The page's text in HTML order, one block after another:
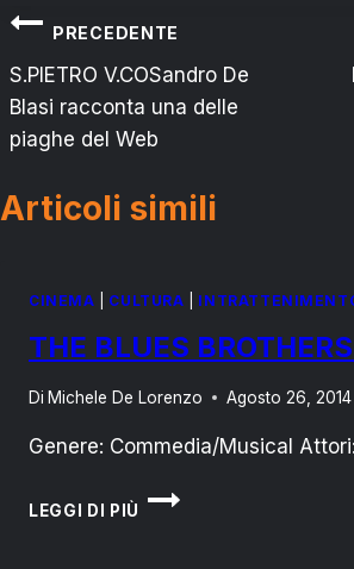
Navigazione
articoli
PRECEDENTE
S.PIETRO V.COSandro De
Blasi racconta una delle
piaghe del Web
Articoli simili
CINEMA CULTURA
THE BLUES
Di Michele De Lorenzo Agosto 26, 2014
Genere: Commedia/Musical
LEGGI DI PIÙ
THE